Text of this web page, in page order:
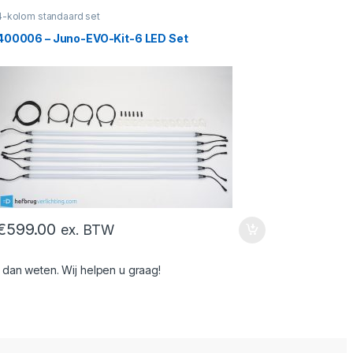
kolom standaard set
– Juno-EVO-Kit-6 LED Set
599.00 ex. BTW
weten. Wij helpen u graag!